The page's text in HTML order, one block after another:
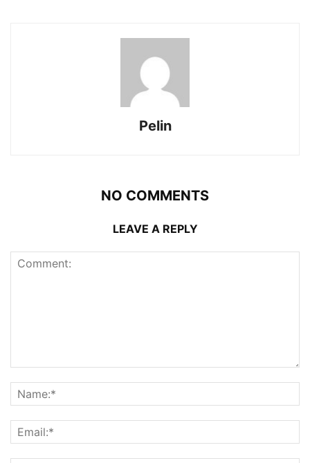
Pelin
NO COMMENTS
LEAVE A REPLY